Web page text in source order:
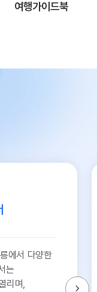
여행가이드북
에서 다양한
는
리며,